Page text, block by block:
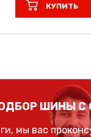
КУПИТЬ
ШИНЫ С
мы вас